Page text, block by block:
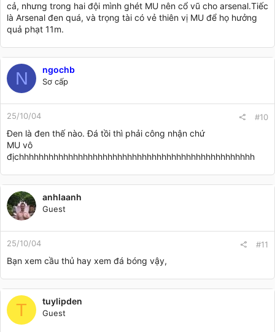
cả, nhưng trong hai đội mình ghét MU nên cổ vũ cho arsenal.Tiếc
là Arsenal đen quá, và trọng tài có vẻ thiên vị MU để họ hưởng
quả phạt 11m.
N ngochb
Sơ cấp
25/10/04 #10
Đen là đen thế nào. Đá tồi thì phải công nhận chứ
MU vô
địchhhhhhhhhhhhhhhhhhhhhhhhhhhhhhhhhhhhhhhhhhhhhhhh
anhlaanh
Guest
25/10/04 #11
Bạn xem cầu thủ hay xem đá bóng vậy,
T tuylipden
Guest